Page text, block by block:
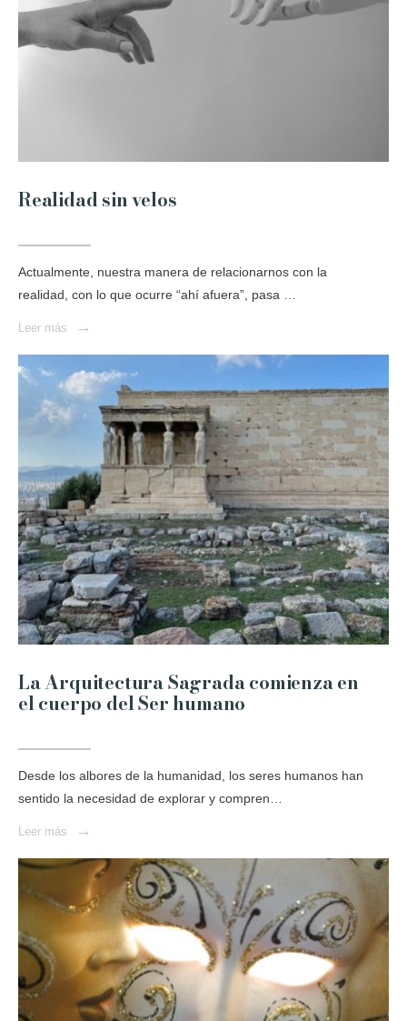
Realidad sin velos
Actualmente, nuestra manera de relacionarnos con la
realidad, con lo que ocurre “ahí afuera”, pasa …
Leer más →
La Arquitectura Sagrada comienza en
el cuerpo del Ser humano
Desde los albores de la humanidad, los seres humanos han
sentido la necesidad de explorar y compren…
Leer más →